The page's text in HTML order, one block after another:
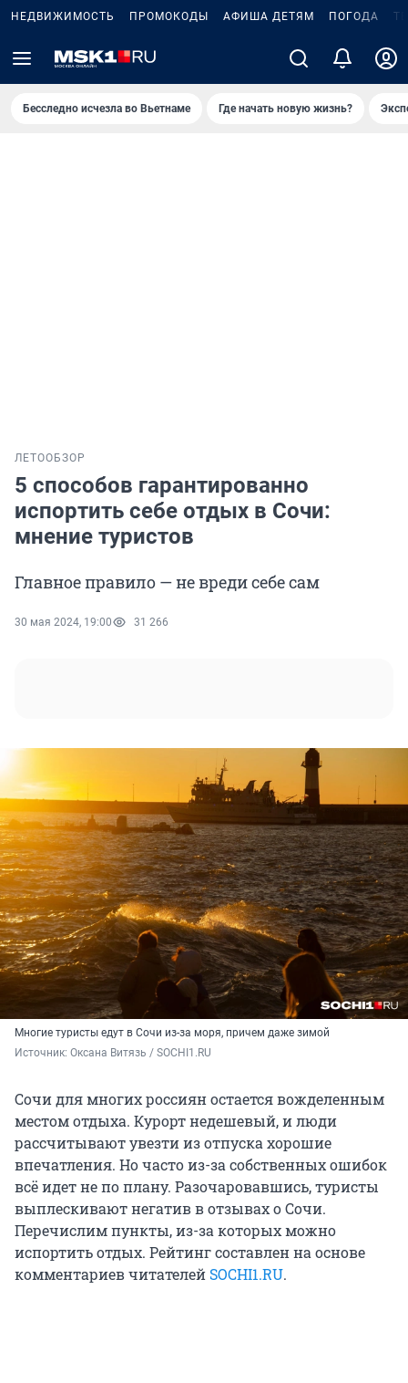
НЕДВИЖИМОСТЬ ПРОМОКОДЫ АФИША ДЕТЯМ ПОГОДА
Бесследно исчезла во Вьетнаме Где начать новую жизнь?
ЛЕТООБЗОР
5 способов гарантированно
испортить себе отдых в Сочи:
мнение туристов
Главное правило — не вреди себе сам
30 мая 2024, 19:00 31 266
Многие туристы едут в Сочи из-за моря, причем даже зимой
Источник: Оксана Витязь / SOCHI1.RU
Сочи для многих россиян остается вожделенным
местом отдыха. Курорт недешевый, и люди
рассчитывают увезти из отпуска хорошие
впечатления. Но часто из-за собственных ошибок
всё идет не по плану. Разочаровавшись, туристы
выплескивают негатив в отзывах о Сочи.
Перечислим пункты, из-за которых можно
испортить отдых. Рейтинг составлен на основе
комментариев читателей SOCHI1.RU.